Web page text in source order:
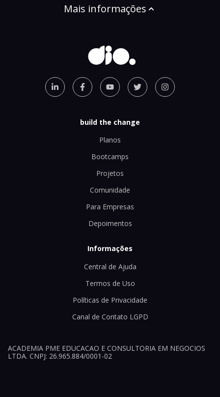
Mais informações
build the change
Planos
Bootcamps
Projetos
Comunidade
Para Empresas
Depoimentos
Informações
Central de Ajuda
Termos de Uso
Políticas de Privacidade
Canal de Contato LGPD
ACADEMIA PME EDUCACAO E CONSULTORIA EM NEGOCIOS
LTDA. CNPJ: 26.965.884/0001-02